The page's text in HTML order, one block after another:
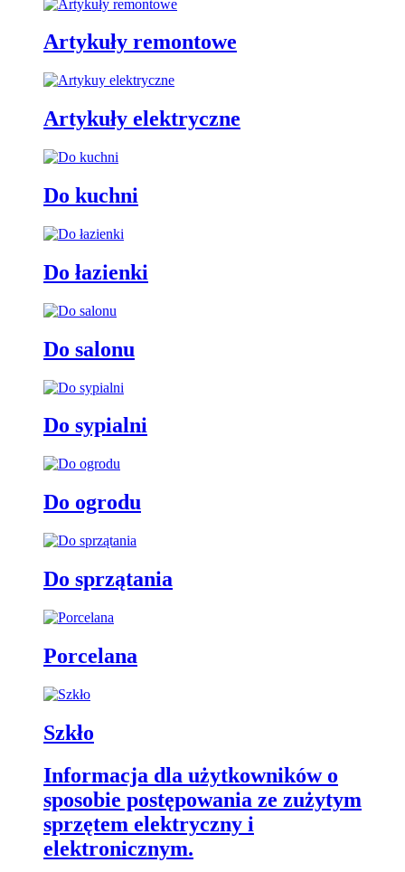
Artykuły remontowe
Artykuły elektryczne
Do kuchni
Do łazienki
Do salonu
Do sypialni
Do ogrodu
Do sprzątania
Porcelana
Szkło
Informacja dla użytkowników o
sposobie postępowania ze zużytym
sprzętem elektryczny i
elektronicznym.